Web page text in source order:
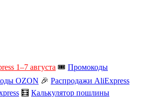
1–7 августа 🎟️ Промокоды
OZON 🎉 Распродажи AliExpress
🧮 Калькулятор пошлины